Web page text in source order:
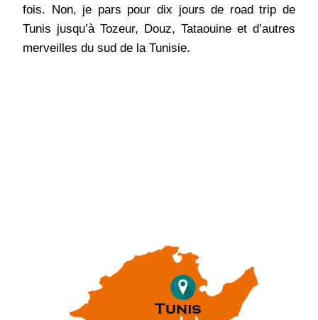
fois. Non, je pars pour dix jours de road trip de
Tunis jusqu’à Tozeur, Douz, Tataouine et d’autres
merveilles du sud de la Tunisie.